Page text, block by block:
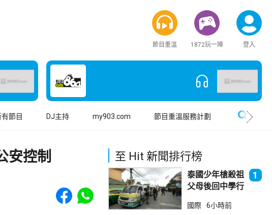
節目重溫 1872玩一陣 登入
有節目 DJ主持 my903.com 節目重溫服務計劃
安控制
Share to Facebook
Share to WhatsApp
至 Hit 新聞排行榜
泰國少年槍殺祖
父母後回中學行
死23傷
1
國際 6小時前